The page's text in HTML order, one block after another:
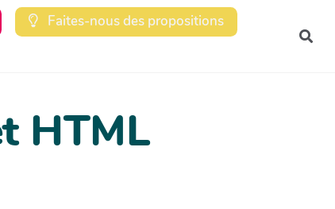
Faites-nous des propositions
HTML